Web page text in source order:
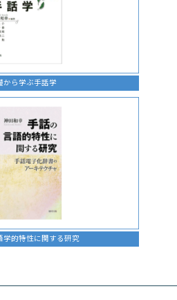
から学ぶ手話学
学的特性に関する研究